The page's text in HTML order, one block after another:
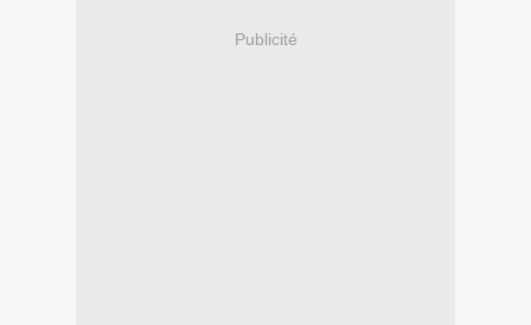
Publicité